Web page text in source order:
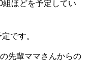
ほどを予定してい
です。
先輩ママさんからの